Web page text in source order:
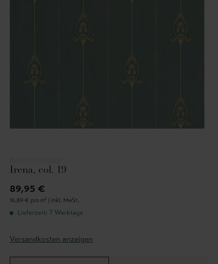
Irena, col. 19
89,95 €
16,89 € pro m² | inkl. MwSt.
Lieferzeit: 7 Werktage
Versandkosten anzeigen